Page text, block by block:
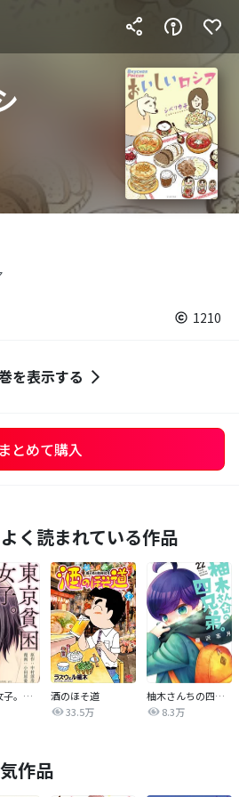
1210
を表示する
まとめて購入
く読まれている作品
東京貧困女子。【単話】
酒のほそ道
33.5万
柚木さんちの四兄弟。
8.3万
作品